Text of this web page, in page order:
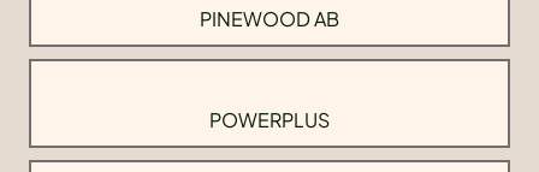
PINEWOOD AB
POWERPLUS